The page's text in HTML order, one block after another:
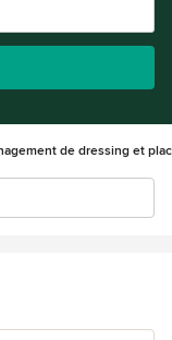
de dressing et